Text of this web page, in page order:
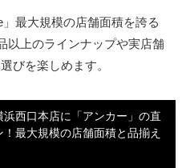
最大規模の店舗面積を誇る
以上のラインナップや実店舗
びを楽しめます。
浜西口本店に「アンカー」の直
最大規模の店舗面積と品揃え